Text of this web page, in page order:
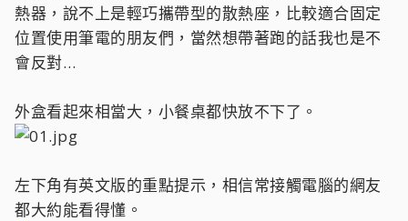
熱器，說不上是輕巧攜帶型的散熱座，比較適合固定
位置使用筆電的朋友們，當然想帶著跑的話我也是不
會反對…
外盒看起來相當大，小餐桌都快放不下了。
左下角有英文版的重點提示，相信常接觸電腦的網友
都大約能看得懂。